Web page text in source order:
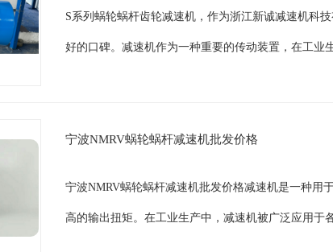
S系列蜗轮蜗杆齿轮减速机，作为浙江新诚减速机科
好的口碑。减速机作为一种重要的传动装置，在工业
宁波NMRV蜗轮蜗杆减速机批发价格
宁波NMRV蜗轮蜗杆减速机批发价格减速机是一种用
高的输出扭矩。在工业生产中，减速机被广泛应用于